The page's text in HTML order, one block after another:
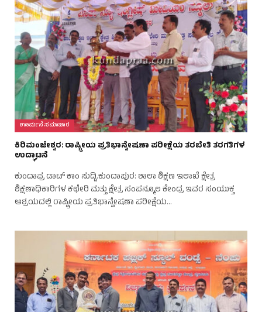
ಊರ್ಮನೆ ಸಮಾಚಾರ
ಕಿರಿಮಂಜೇಶ್ವರ: ರಾಷ್ಟ್ರೀಯ ಪ್ರತಿಭಾನ್ವೇಷಣಾ ಪರೀಕ್ಷೆಯ ತರಬೇತಿ ತರಗತಿಗಳ
ಉದ್ಘಾಟನೆ
ಕುಂದಾಪ್ರ ಡಾಟ್‌ ಕಾಂ ಸುದ್ದಿ.ಕುಂದಾಪುರ: ಶಾಲಾ ಶಿಕ್ಷಣ ಇಲಾಖೆ ಕ್ಷೇತ್ರ
ಶಿಕ್ಷಣಾಧಿಕಾರಿಗಳ ಕಛೇರಿ ಮತ್ತು ಕ್ಷೇತ್ರ ಸಂಪನ್ಮೂಲ ಕೇಂದ್ರ ಇವರ ಸಂಯುಕ್ತ
ಆಶ್ರಯದಲ್ಲಿ ರಾಷ್ಟ್ರೀಯ ಪ್ರತಿಭಾನ್ವೇಷಣಾ ಪರೀಕ್ಷೆಯ…